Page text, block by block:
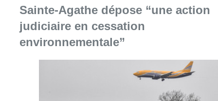
Canicule : un record absolu de
climatiseurs fixes installés en